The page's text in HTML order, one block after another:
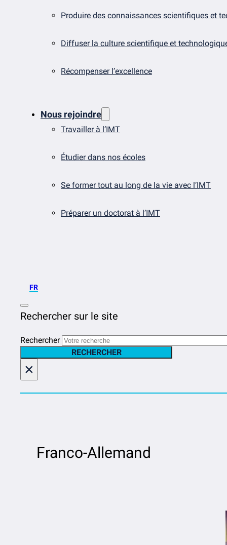
Produire des connaissances scientifiques et
Diffuser la culture scientifique et
Récompenser l’excellence
Nous rejoindre
Travailler à l’IMT
Étudier dans nos écoles
Se former tout au long de la vie avec l’IMT
Préparer un doctorat à l’IMT
FR
Rechercher sur le site
Rechercher
RECHERCHER
×
Franco-Allemand